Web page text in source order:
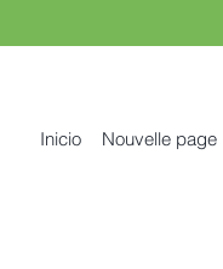
Inicio Nouvelle page